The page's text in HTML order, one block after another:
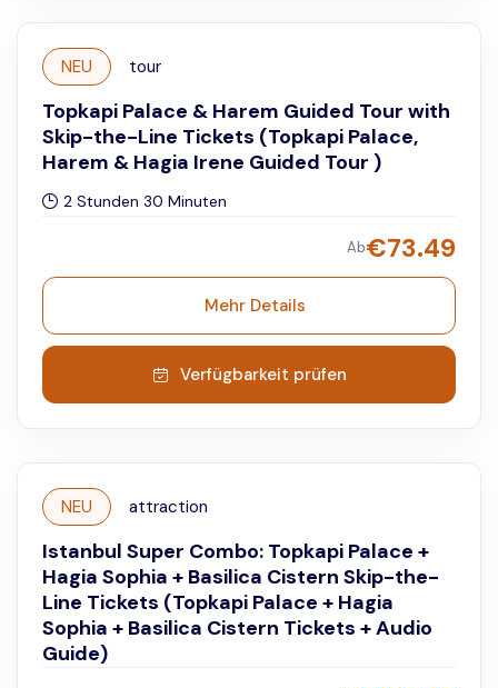
NEU tour
Topkapi Palace & Harem Guided Tour with
Skip-the-Line Tickets (Topkapi Palace,
Harem & Hagia Irene Guided Tour )
2 Stunden 30 Minuten
Ab€73.49
Mehr Details
Verfügbarkeit prüfen
NEU attraction
Istanbul Super Combo: Topkapi Palace +
Hagia Sophia + Basilica Cistern Skip-the-
Line Tickets (Topkapi Palace + Hagia
Sophia + Basilica Cistern Tickets + Audio
Guide)